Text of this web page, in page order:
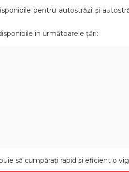
pentru autostrăzi și
în următoarele țări:
să cumpărați rapid și eficient o